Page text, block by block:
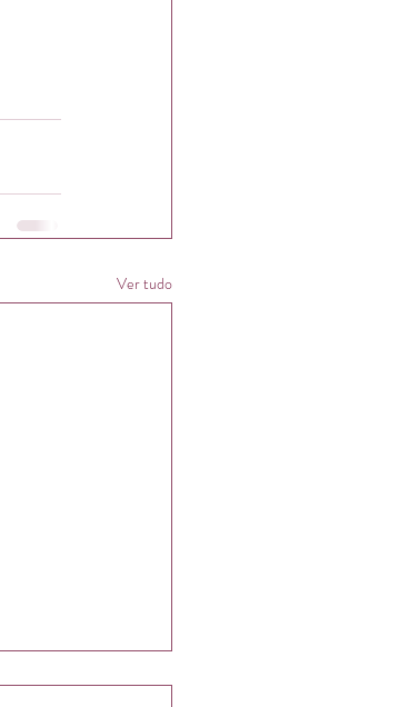
Ver tudo